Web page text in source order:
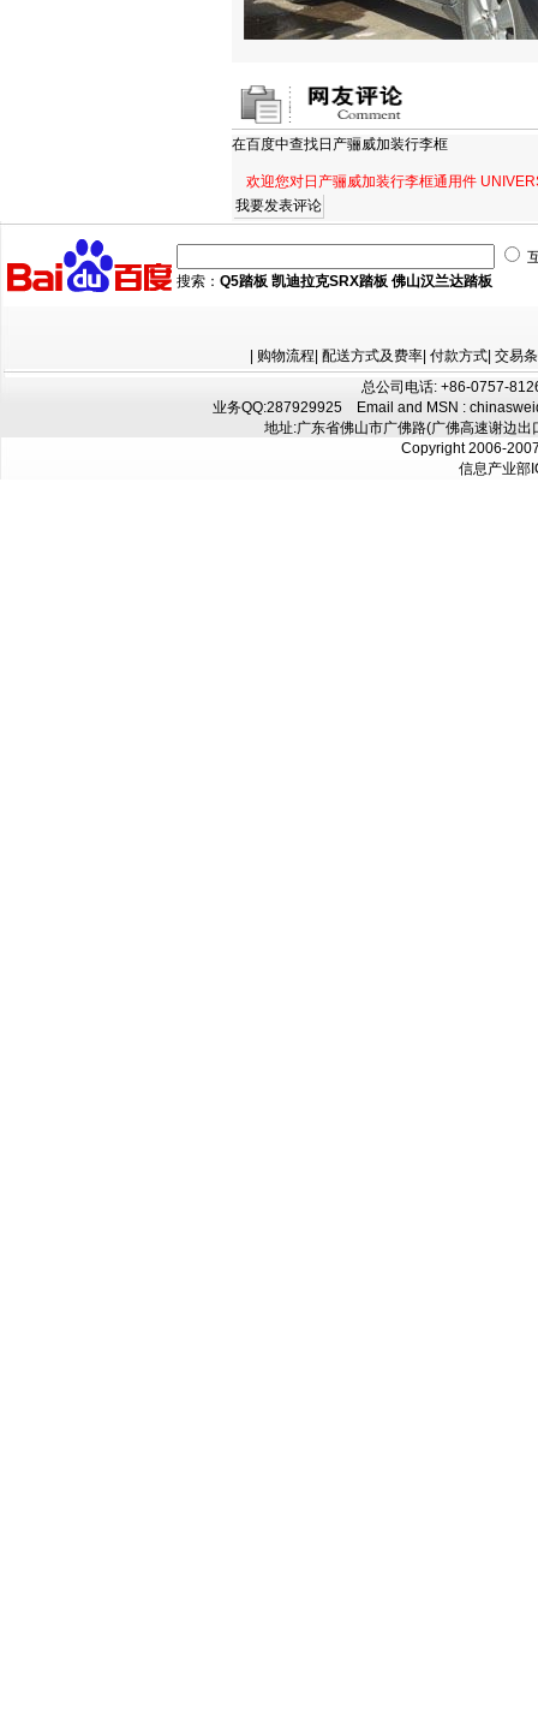
在百度中查找日产骊威加装行李框
欢迎您对日产骊威加装行李框通用件
搜索： Q5踏板 凯迪拉克SRX踏板 佛山汉兰达踏板
购物流程 配送方式及费率| 付款方式| 交易
总公司电话: +86-0757-
业务QQ:287929925 Email and MSN :
地址:广东省佛山市广佛路(广佛高速谢边
Copyright 2006-
信息产业部